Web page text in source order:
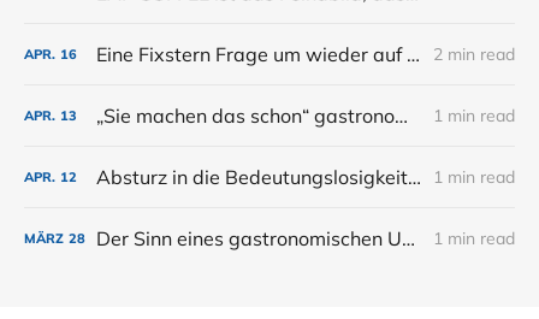
APR. 16 Eine Fixstern Frage um wieder auf Kurs zu kommen 2 min read
APR. 13 „Sie machen das schon“ gastronomische Zukunft nach KI Phase eins. 1 min read
APR. 12 Absturz in die Bedeutungslosigkeit... 1 min read
MÄRZ 28 Der Sinn eines gastronomischen Unternehmens 1 min read